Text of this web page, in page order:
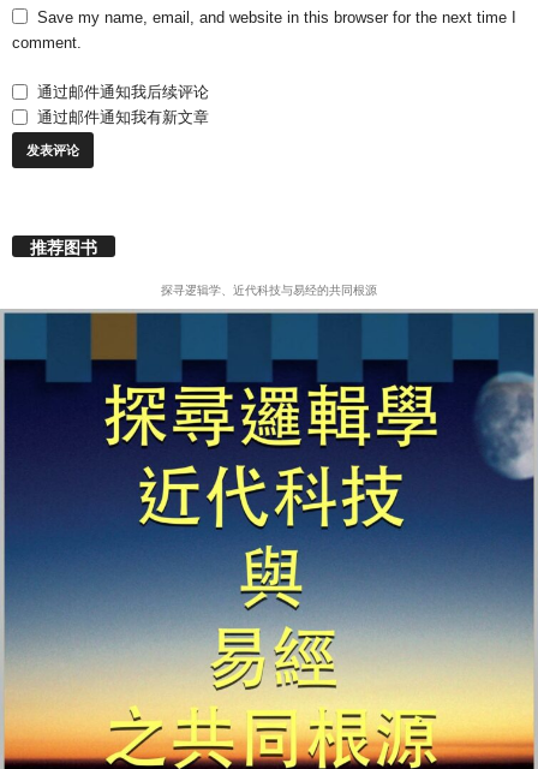
Save my name, email, and website in this browser for the next time I
comment.
通过邮件通知我后续评论
通过邮件通知我有新文章
推荐图书
探寻逻辑学、近代科技与易经的共同根源